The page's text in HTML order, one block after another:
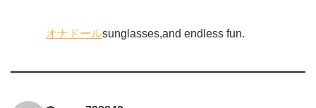
オナドールsunglasses,and endless fun.